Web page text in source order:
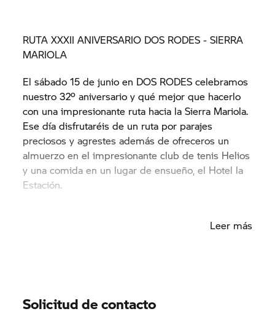
RUTA XXXII ANIVERSARIO DOS RODES - SIERRA
MARIOLA
El sábado 15 de junio en DOS RODES celebramos
nuestro 32º aniversario y qué mejor que hacerlo
con una impresionante ruta hacia la Sierra Mariola.
Ese día disfrutaréis de un ruta por parajes
preciosos y agrestes además de ofreceros un
almuerzo en el impresionante club de tenis Helios
y una comida en un lugar de ensueño, el Hotel la
Estación.
inscripción INCLUYE tanto el almuerzo como la
Leer más
Solicitud de contacto